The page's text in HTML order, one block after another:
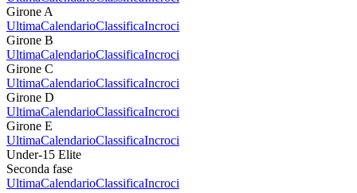
Girone A
UltimaCalendarioClassificaIncroci
Girone B
UltimaCalendarioClassificaIncroci
Girone C
UltimaCalendarioClassificaIncroci
Girone D
UltimaCalendarioClassificaIncroci
Girone E
UltimaCalendarioClassificaIncroci
Under-15 Elite
Seconda fase
UltimaCalendarioClassificaIncroci